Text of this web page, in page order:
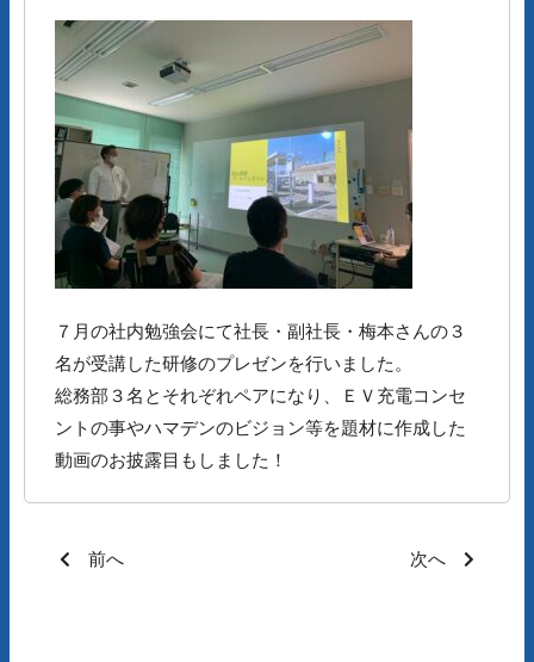
７月の社内勉強会にて社長・副社長・梅本さんの３
名が受講した研修のプレゼンを行いました。
総務部３名とそれぞれペアになり、ＥＶ充電コンセ
ントの事やハマデンのビジョン等を題材に作成した
動画のお披露目もしました！
前へ 次へ